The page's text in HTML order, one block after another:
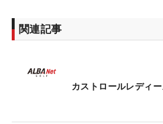
ませた。
も以上に気合を入れて臨んだ一
ーツアー「大東建託・いい部屋
関連記事
カストロールレディ